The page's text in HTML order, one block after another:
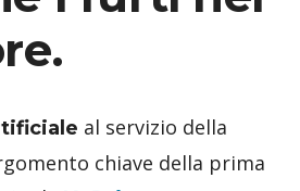
al servizio della
chiave della prima